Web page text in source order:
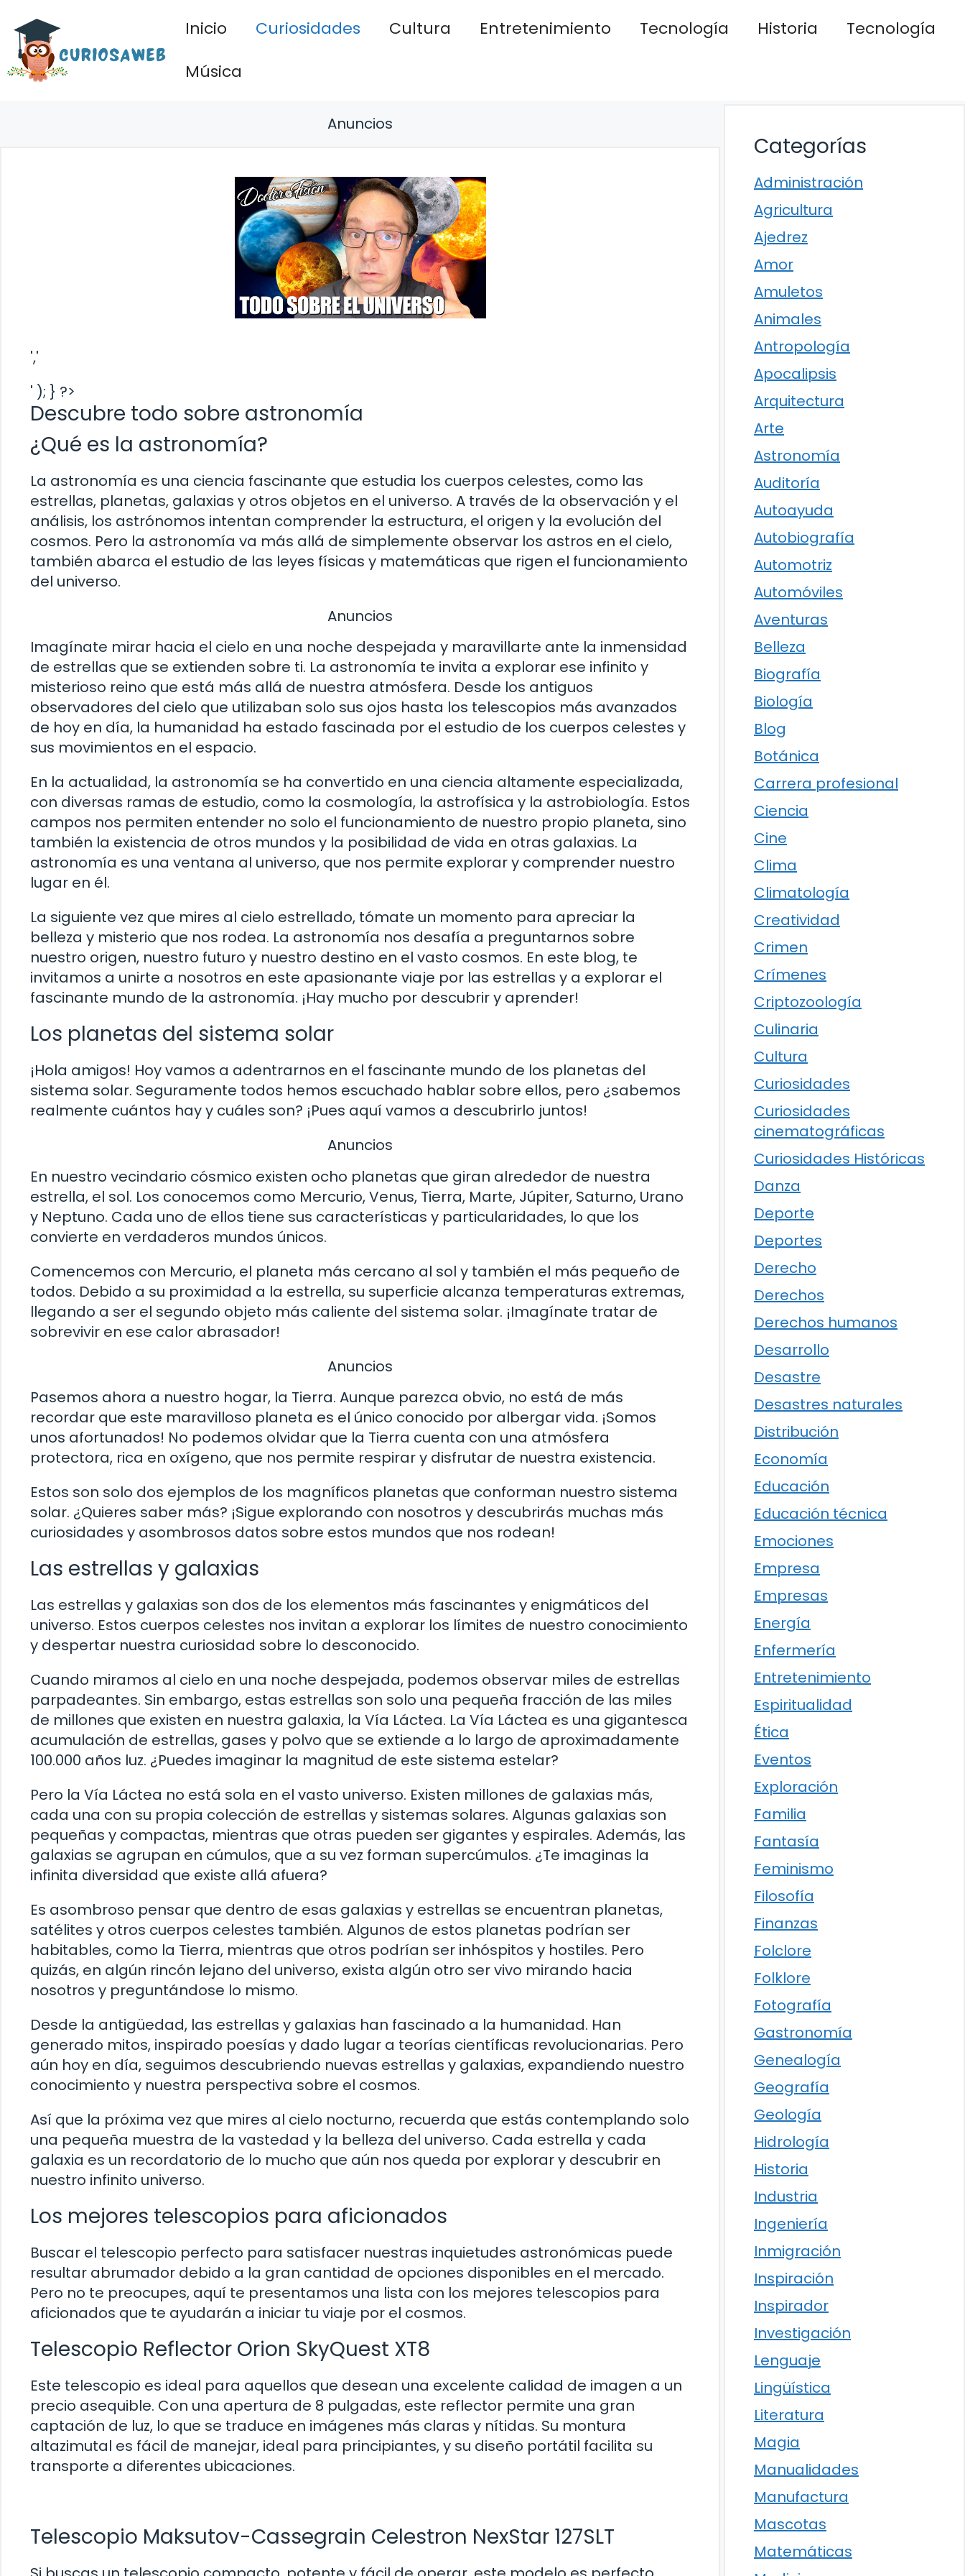
contenido
Inicio Curiosidades Cultura Entretenimiento Tecnología Historia
Tecnología
Música
Anuncios
','
' ); } ?>
Descubre todo sobre astronomía
¿Qué es la astronomía?
La astronomía es una ciencia fascinante que estudia los cuerpos celestes, como las
estrellas, planetas, galaxias y otros objetos en el universo. A través de la observación y el
análisis, los astrónomos intentan comprender la estructura, el origen y la evolución del
cosmos. Pero la astronomía va más allá de simplemente observar los astros en el cielo,
también abarca el estudio de las leyes físicas y matemáticas que rigen el funcionamiento
del universo.
Anuncios
Imagínate mirar hacia el cielo en una noche despejada y maravillarte ante la inmensidad
de estrellas que se extienden sobre ti. La astronomía te invita a explorar ese infinito y
misterioso reino que está más allá de nuestra atmósfera. Desde los antiguos
observadores del cielo que utilizaban solo sus ojos hasta los telescopios más avanzados
de hoy en día, la humanidad ha estado fascinada por el estudio de los cuerpos celestes y
sus movimientos en el espacio.
En la actualidad, la astronomía se ha convertido en una ciencia altamente especializada,
con diversas ramas de estudio, como la cosmología, la astrofísica y la astrobiología. Estos
campos nos permiten entender no solo el funcionamiento de nuestro propio planeta, sino
también la existencia de otros mundos y la posibilidad de vida en otras galaxias. La
astronomía es una ventana al universo, que nos permite explorar y comprender nuestro
lugar en él.
La siguiente vez que mires al cielo estrellado, tómate un momento para apreciar la
belleza y misterio que nos rodea. La astronomía nos desafía a preguntarnos sobre
nuestro origen, nuestro futuro y nuestro destino en el vasto cosmos. En este blog, te
invitamos a unirte a nosotros en este apasionante viaje por las estrellas y a explorar el
fascinante mundo de la astronomía. ¡Hay mucho por descubrir y aprender!
Los planetas del sistema solar
¡Hola amigos! Hoy vamos a adentrarnos en el fascinante mundo de los planetas del
sistema solar. Seguramente todos hemos escuchado hablar sobre ellos, pero ¿sabemos
realmente cuántos hay y cuáles son? ¡Pues aquí vamos a descubrirlo juntos!
Anuncios
En nuestro vecindario cósmico existen ocho planetas que giran alrededor de nuestra
estrella, el sol. Los conocemos como Mercurio, Venus, Tierra, Marte, Júpiter, Saturno, Urano
y Neptuno. Cada uno de ellos tiene sus características y particularidades, lo que los
convierte en verdaderos mundos únicos.
Comencemos con Mercurio, el planeta más cercano al sol y también el más pequeño de
todos. Debido a su proximidad a la estrella, su superficie alcanza temperaturas extremas,
llegando a ser el segundo objeto más caliente del sistema solar. ¡Imagínate tratar de
sobrevivir en ese calor abrasador!
Anuncios
Pasemos ahora a nuestro hogar, la Tierra. Aunque parezca obvio, no está de más
recordar que este maravilloso planeta es el único conocido por albergar vida. ¡Somos
unos afortunados! No podemos olvidar que la Tierra cuenta con una atmósfera
protectora, rica en oxígeno, que nos permite respirar y disfrutar de nuestra existencia.
Estos son solo dos ejemplos de los magníficos planetas que conforman nuestro sistema
solar. ¿Quieres saber más? ¡Sigue explorando con nosotros y descubrirás muchas más
curiosidades y asombrosos datos sobre estos mundos que nos rodean!
Las estrellas y galaxias
Las estrellas y galaxias son dos de los elementos más fascinantes y enigmáticos del
universo. Estos cuerpos celestes nos invitan a explorar los límites de nuestro conocimiento
y despertar nuestra curiosidad sobre lo desconocido.
Cuando miramos al cielo en una noche despejada, podemos observar miles de estrellas
parpadeantes. Sin embargo, estas estrellas son solo una pequeña fracción de las miles
de millones que existen en nuestra galaxia, la Vía Láctea. La Vía Láctea es una gigantesca
acumulación de estrellas, gases y polvo que se extiende a lo largo de aproximadamente
100.000 años luz. ¿Puedes imaginar la magnitud de este sistema estelar?
Pero la Vía Láctea no está sola en el vasto universo. Existen millones de galaxias más,
cada una con su propia colección de estrellas y sistemas solares. Algunas galaxias son
pequeñas y compactas, mientras que otras pueden ser gigantes y espirales. Además, las
galaxias se agrupan en cúmulos, que a su vez forman supercúmulos. ¿Te imaginas la
infinita diversidad que existe allá afuera?
Es asombroso pensar que dentro de esas galaxias y estrellas se encuentran planetas,
satélites y otros cuerpos celestes también. Algunos de estos planetas podrían ser
habitables, como la Tierra, mientras que otros podrían ser inhóspitos y hostiles. Pero
quizás, en algún rincón lejano del universo, exista algún otro ser vivo mirando hacia
nosotros y preguntándose lo mismo.
Desde la antigüedad, las estrellas y galaxias han fascinado a la humanidad. Han
generado mitos, inspirado poesías y dado lugar a teorías científicas revolucionarias. Pero
aún hoy en día, seguimos descubriendo nuevas estrellas y galaxias, expandiendo nuestro
conocimiento y nuestra perspectiva sobre el cosmos.
Así que la próxima vez que mires al cielo nocturno, recuerda que estás contemplando solo
una pequeña muestra de la vastedad y la belleza del universo. Cada estrella y cada
galaxia es un recordatorio de lo mucho que aún nos queda por explorar y descubrir en
nuestro infinito universo.
Los mejores telescopios para aficionados
Buscar el telescopio perfecto para satisfacer nuestras inquietudes astronómicas puede
resultar abrumador debido a la gran cantidad de opciones disponibles en el mercado.
Pero no te preocupes, aquí te presentamos una lista con los mejores telescopios para
aficionados que te ayudarán a iniciar tu viaje por el cosmos.
Telescopio Reflector Orion SkyQuest XT8
Este telescopio es ideal para aquellos que desean una excelente calidad de imagen a un
precio asequible. Con una apertura de 8 pulgadas, este reflector permite una gran
captación de luz, lo que se traduce en imágenes más claras y nítidas. Su montura
altazimutal es fácil de manejar, ideal para principiantes, y su diseño portátil facilita su
transporte a diferentes ubicaciones.
Telescopio Maksutov-Cassegrain Celestron NexStar 127SLT
Categorías
Administración
Agricultura
Ajedrez
Amor
Amuletos
Animales
Antropología
Apocalipsis
Arquitectura
Arte
Astronomía
Auditoría
Autoayuda
Autobiografía
Automotriz
Automóviles
Aventuras
Belleza
Biografía
Biología
Blog
Botánica
Carrera profesional
Ciencia
Cine
Clima
Climatología
Creatividad
Crimen
Crímenes
Criptozoología
Culinaria
Cultura
Curiosidades
Curiosidades
cinematográficas
Curiosidades Históricas
Danza
Deporte
Deportes
Derecho
Derechos
Derechos humanos
Desarrollo
Desastre
Desastres naturales
Distribución
Economía
Educación
Educación técnica
Emociones
Empresa
Empresas
Energía
Enfermería
Entretenimiento
Espiritualidad
Ética
Eventos
Exploración
Familia
Fantasía
Feminismo
Filosofía
Finanzas
Folclore
Folklore
Fotografía
Gastronomía
Genealogía
Geografía
Geología
Hidrología
Historia
Industria
Ingeniería
Inmigración
Inspiración
Inspirador
Investigación
Lenguaje
Lingüística
Literatura
Magia
Manualidades
Manufactura
Mascotas
Matemáticas